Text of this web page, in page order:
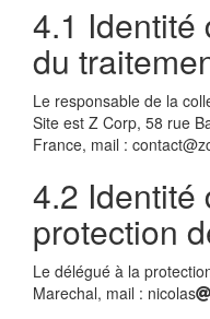
4.1 Identité
du
Le responsable de la
Site est Z Corp, 58 rue
France, mail :
4.2 Identité
protection
Le délégué à la
Marechal, mail : nicolas